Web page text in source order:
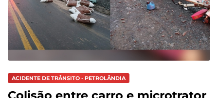
ACIDENTE DE TRÂNSITO - PETROLÂNDIA